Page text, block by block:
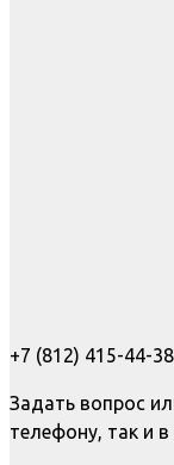
+7 (812) 415-44-38
Задать вопрос
телефону, так и